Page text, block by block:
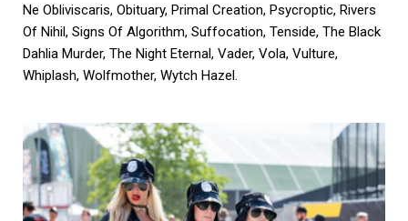
Ne Obliviscaris, Obituary, Primal Creation, Psycroptic, Rivers
Of Nihil, Signs Of Algorithm, Suffocation, Tenside, The Black
Dahlia Murder, The Night Eternal, Vader, Vola, Vulture,
Whiplash, Wolfmother, Wytch Hazel.